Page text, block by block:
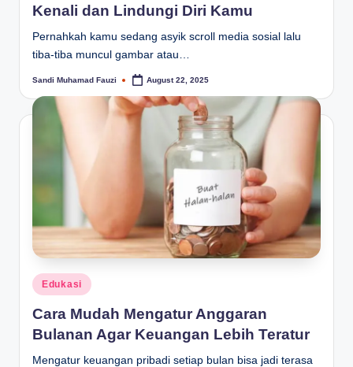
Kenali dan Lindungi Diri Kamu
Pernahkah kamu sedang asyik scroll media sosial lalu
tiba-tiba muncul gambar atau…
Posted
Sandi Muhamad Fauzi August 22, 2025
Posted
in
Edukasi
Cara Mudah Mengatur Anggaran
Bulanan Agar Keuangan Lebih Teratur
Mengatur keuangan pribadi setiap bulan bisa jadi terasa